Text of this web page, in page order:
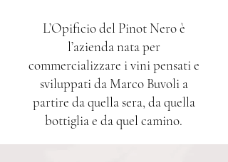
L’Opificio del Pinot Nero è
l’azienda nata per
commercializzare i vini pensati e
sviluppati da Marco Buvoli a
partire da quella sera, da quella
bottiglia e da quel camino.